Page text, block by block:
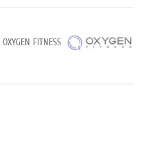
FITNESS